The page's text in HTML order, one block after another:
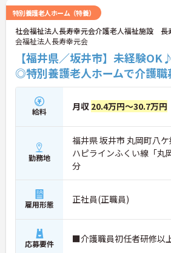
特別養護老人ホーム（特養）
社会福祉法人長寿幸元会介護老人福祉施設 長
会福祉法人長寿幸元会
【福井県／坂井市】未経験
◎特別養護老人ホームで介護職
給料 月収 20.4万円～30.7万円
勤務地
福井県 坂井市 丸岡町八
ハピラインふくい線「丸
分
雇用形態 正社員(正職員)
応募要件 ■介護職員初任者研修以